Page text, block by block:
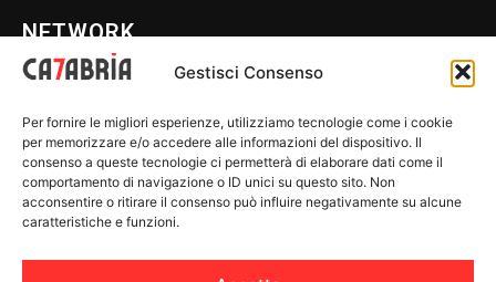
Gestisci Consenso
Per fornire le migliori esperienze, utilizziamo tecnologie come i cookie
per memorizzare e/o accedere alle informazioni del dispositivo. Il
consenso a queste tecnologie ci permetterà di elaborare dati come il
comportamento di navigazione o ID unici su questo sito. Non
acconsentire o ritirare il consenso può influire negativamente su alcune
caratteristiche e funzioni.
NETWORK
WE CALABRIA
C7 PLAY
MIX ZONE